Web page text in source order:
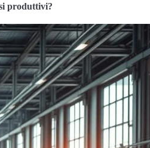
produttivi?